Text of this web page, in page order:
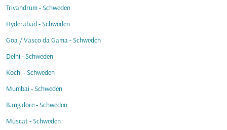
Trivandrum - Schweden
Hyderabad - Schweden
Goa / Vasco da Gama - Schweden
Delhi - Schweden
Kochi - Schweden
Mumbai - Schweden
Bangalore - Schweden
Muscat - Schweden